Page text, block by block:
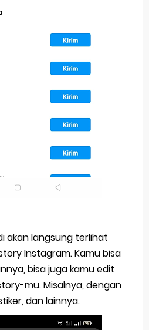
akan langsung terlihat
Instagram. Kamu bisa
bisa juga kamu edit
mu. Misalnya, dengan
dan lainnya.